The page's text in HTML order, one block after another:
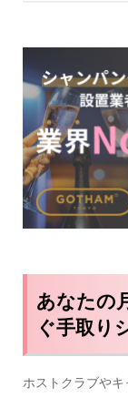
あなたの
ぐ手取り
ホストクラブやキ